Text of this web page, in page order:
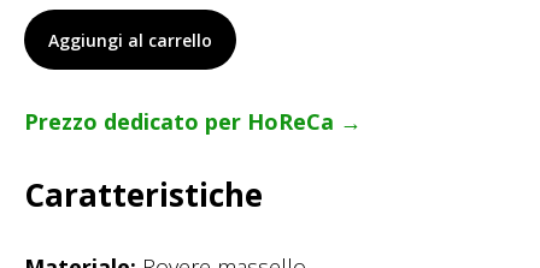
Aggiungi al carrello
Prezzo dedicato per HoReCa →
Caratteristiche